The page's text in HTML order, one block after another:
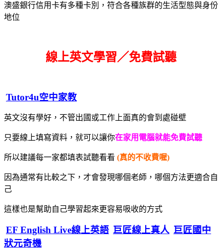
澳盛銀行信用卡有多種卡別，符合各種族群的生活型態與身份
地位
線上英文學習／免費試聽
Tutor4u空中家教
英文沒有學好，不管出國或工作上面真的會到處碰壁
只要線上填寫資料，就可以讓你在家用電腦就能免費試聽
所以建議每一家都填表試聽看看 (真的不收費喔)
因為通常有比較之下，才會發現哪個老師，哪個方法更適合自
己
這樣也是幫助自己學習起來更容易吸收的方式
EF English Live線上英語 巨匠線上真人 巨匠國中
狀元奇機